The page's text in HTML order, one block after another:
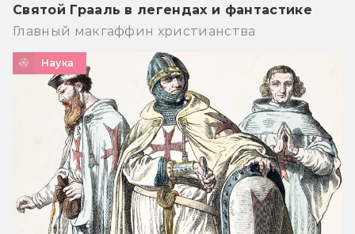
Святой Грааль в легендах и фантастике
Главный макгаффин христианства
Наука